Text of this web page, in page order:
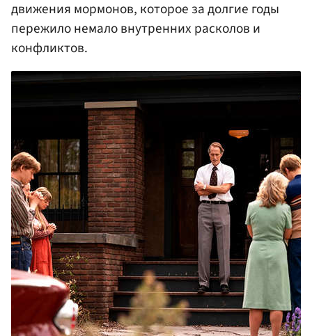
движения мормонов, которое за долгие годы
пережило немало внутренних расколов и
конфликтов.